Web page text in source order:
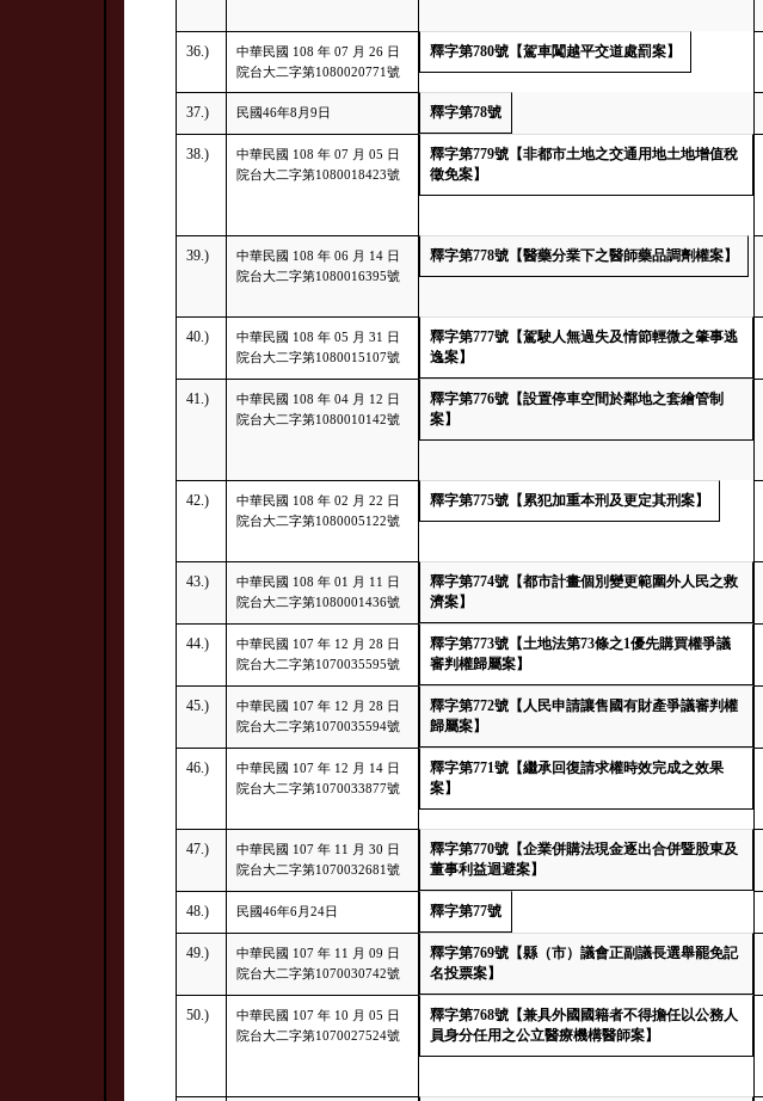
36.)
中華民國 108 年 07 月 26 日
院台大二字第1080020771號
釋字第780號【駕車闖越平交道處罰案】
37.) 民國46年8月9日 釋字第78號
38.)
中華民國 108 年 07 月 05 日
院台大二字第1080018423號
釋字第779號【非都市土地之交通用地土地增值稅
徵免案】
39.)
中華民國 108 年 06 月 14 日
院台大二字第1080016395號
釋字第778號【醫藥分業下之醫師藥品調劑權案】
40.)
中華民國 108 年 05 月 31 日
院台大二字第1080015107號
釋字第777號【駕駛人無過失及情節輕微之肇事逃
逸案】
41.)
中華民國 108 年 04 月 12 日
院台大二字第1080010142號
釋字第776號【設置停車空間於鄰地之套繪管制
案】
42.)
中華民國 108 年 02 月 22 日
院台大二字第1080005122號
釋字第775號【累犯加重本刑及更定其刑案】
43.)
中華民國 108 年 01 月 11 日
院台大二字第1080001436號
釋字第774號【都市計畫個別變更範圍外人民之救
濟案】
44.)
中華民國 107 年 12 月 28 日
院台大二字第1070035595號
釋字第773號【土地法第73條之1優先購買權爭議
審判權歸屬案】
45.)
中華民國 107 年 12 月 28 日
院台大二字第1070035594號
釋字第772號【人民申請讓售國有財產爭議審判權
歸屬案】
46.)
中華民國 107 年 12 月 14 日
院台大二字第1070033877號
釋字第771號【繼承回復請求權時效完成之效果
案】
47.)
中華民國 107 年 11 月 30 日
院台大二字第1070032681號
釋字第770號【企業併購法現金逐出合併暨股東及
董事利益迴避案】
48.) 民國46年6月24日 釋字第77號
49.)
中華民國 107 年 11 月 09 日
院台大二字第1070030742號
釋字第769號【縣（市）議會正副議長選舉罷免記
名投票案】
50.)
中華民國 107 年 10 月 05 日
院台大二字第1070027524號
釋字第768號【兼具外國國籍者不得擔任以公務人
員身分任用之公立醫療機構醫師案】